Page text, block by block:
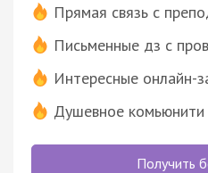
Прямая связь с
Письменные дз с
Интересные онлайн-
Душевное комьюнити
Получить